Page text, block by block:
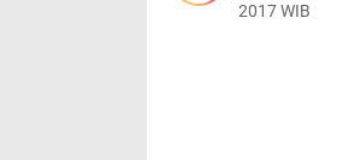
2017 WIB